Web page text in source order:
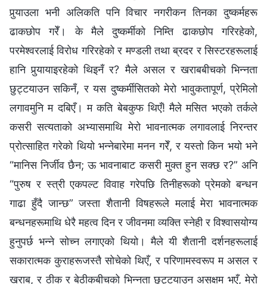
पुर्‍याउला भनी अलिकति पनि विचार नगरीकन तिनका दुष्कर्महरू
ढाकछोप गरेँ। के मैले दुष्कर्मीको निम्ति ढाकछोप गरिरहेको,
परमेश्‍वरलाई विरोध गरिरहेको र मण्डली तथा ब्रदर र सिस्टरहरूलाई
हानि पुर्‍यायाइरहेको थिइनँ र? मैले असल र खराबबीचको भिन्‍नता
छुट्टयाउन सकिनँ, र यस दुष्कर्मीसितको मेरो भावुकतापूर्ण, प्रेमिलो
लगावमुनि म दबिएँ। म कति बेबकुफ थिएँ! मैले मसित भएको तर्कले
कसरी सत्यताको अभ्यासमाथि मेरो भावनात्मक लगावलाई निरन्तर
प्रोत्साहित गरेको थियो भन्‍नेबारेमा मनन गरेँ, र यस्तो किन भयो भने
“मानिस निर्जीव छैन; ऊ भावनाबाट कसरी मुक्त हुन सक्छ र?” अनि
“पुरुष र स्‍त्री एकपल्ट विवाह गरेपछि तिनीहरूको प्रेमको बन्धन
गाढा हुँदै जान्छ” जस्ता शैतानी विषहरूले मलाई मेरा भावनात्मक
बन्धनहरूमाथि धेरै महत्व दिन र जीवनमा व्यक्ति स्‍नेही र विश्‍वासयोग्य
हुनुपर्छ भन्‍ने सोच्न लगाएको थियो। मैले यी शैतानी दर्शनहरूलाई
सकारात्मक कुराहरूजस्तै सोचेको थिएँ, र परिणामस्वरूप म असल र
खराब, र ठीक र बेठीकबीचको भिन्‍नता छुट्टयाउन असक्षम भएँ, मेरो